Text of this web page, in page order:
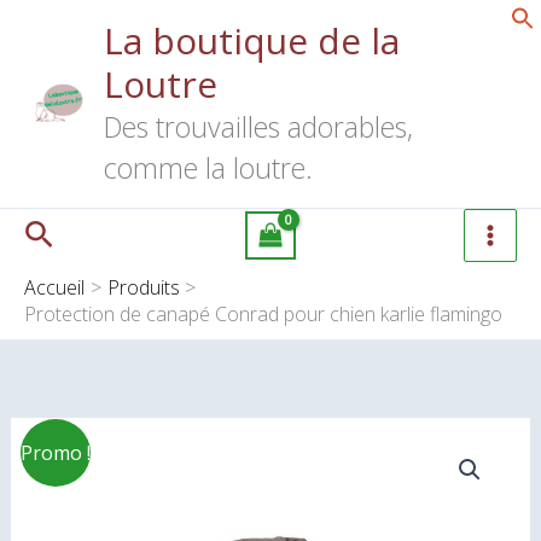
La boutique de la
Loutre
Des trouvailles adorables,
comme la loutre.
Rechercher
Accueil
Produits
Protection de canapé Conrad pour chien karlie flamingo
Promo !
quantité
de